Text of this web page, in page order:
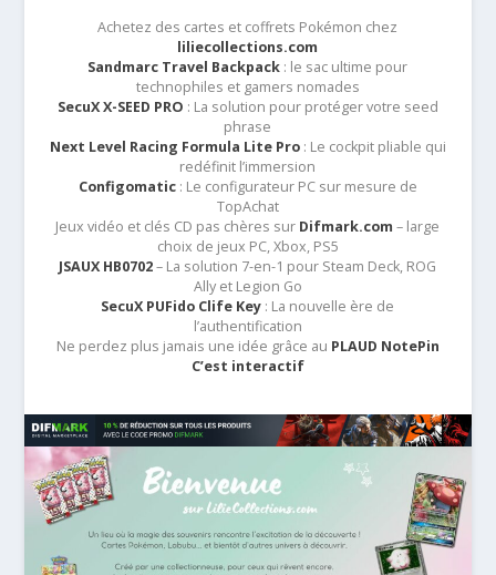
Achetez des cartes et coffrets Pokémon chez
liliecollections.com
Sandmarc Travel Backpack : le sac ultime pour
technophiles et gamers nomades
SecuX X-SEED PRO : La solution pour protéger votre seed
phrase
Next Level Racing Formula Lite Pro: Le cockpit pliable qui
redéfinit l’immersion
Configomatic: Le configurateur PC sur mesure de
TopAchat
Jeux vidéo et clés CD pas chères sur Difmark.com – large
choix de jeux PC, Xbox, PS5
JSAUX HB0702– La solution 7-en-1 pour Steam Deck, ROG
Ally et Legion Go
SecuX PUFido Clife Key : La nouvelle ère de
l’authentification
Ne perdez plus jamais une idée grâce au PLAUD NotePin
C’est interactif